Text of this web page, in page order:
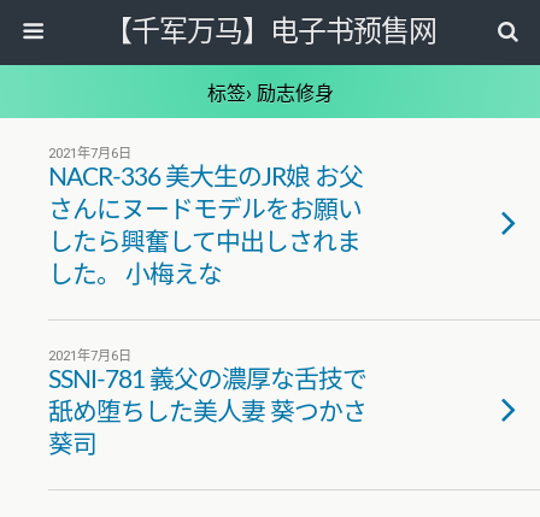
【千军万马】电子书预售网
标签› 励志修身
2021年7月6日
NACR-336 美大生のJR娘 お父
さんにヌードモデルをお願い
したら興奮して中出しされま
した。 小梅えな
2021年7月6日
SSNI-781 義父の濃厚な舌技で
舐め堕ちした美人妻 葵つかさ
葵司